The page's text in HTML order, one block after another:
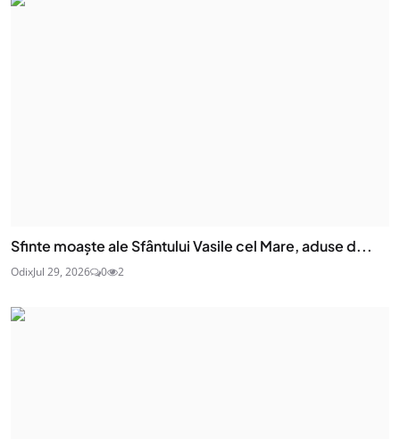
Sfinte moaşte ale Sfântului Vasile cel Mare, aduse d...
OdixJul 29, 2026 0 2